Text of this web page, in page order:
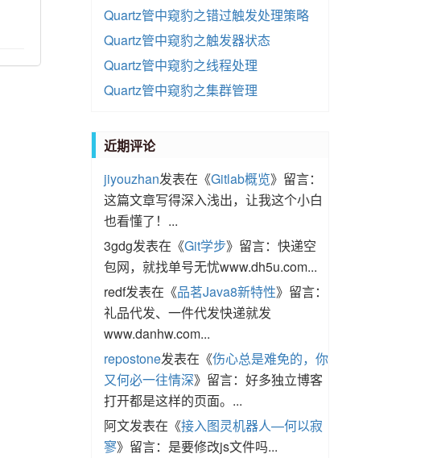
Quartz管中窥豹之错过触发处理策略
Quartz管中窥豹之触发器状态
Quartz管中窥豹之线程处理
Quartz管中窥豹之集群管理
近期评论
jiyouzhan发表在《Gitlab概览》留言：
这篇文章写得深入浅出，让我这个小白
也看懂了！...
3gdg发表在《Git学步》留言：快递空
包网，就找单号无忧www.dh5u.com...
redf发表在《品茗Java8新特性》留言：
礼品代发、一件代发快递就发
www.danhw.com...
repostone发表在《伤心总是难免的，你
又何必一往情深》留言：好多独立博客
打开都是这样的页面。...
阿文发表在《接入图灵机器人—何以寂
寥》留言：是要修改js文件吗...